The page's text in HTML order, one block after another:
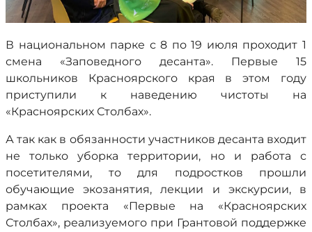
В национальном парке с 8 по 19 июля проходит 1
смена «Заповедного десанта». Первые 15
школьников Красноярского края в этом году
приступили к наведению чистоты на
«Красноярских Столбах».
А так как в обязанности участников десанта входит
не только уборка территории, но и работа с
посетителями, то для подростков прошли
обучающие экозанятия, лекции и экскурсии, в
рамках проекта «Первые на «Красноярских
Столбах», реализуемого при Грантовой поддержке